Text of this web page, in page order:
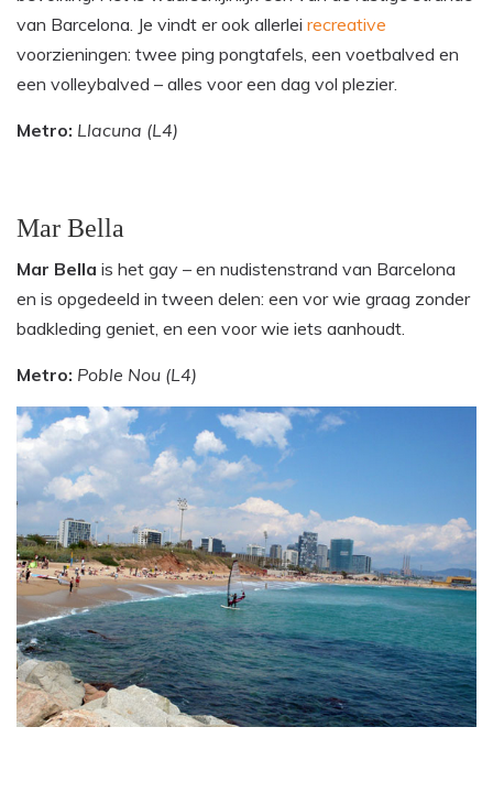
van Barcelona. Je vindt er ook allerlei recreative
voorzieningen: twee ping pongtafels, een voetbalved en
een volleybalved – alles voor een dag vol plezier.
Metro: Llacuna (L4)
Mar Bella
Mar Bella is het gay – en nudistenstrand van Barcelona
en is opgedeeld in tween delen: een vor wie graag zonder
badkleding geniet, en een voor wie iets aanhoudt.
Metro: Poble Nou (L4)